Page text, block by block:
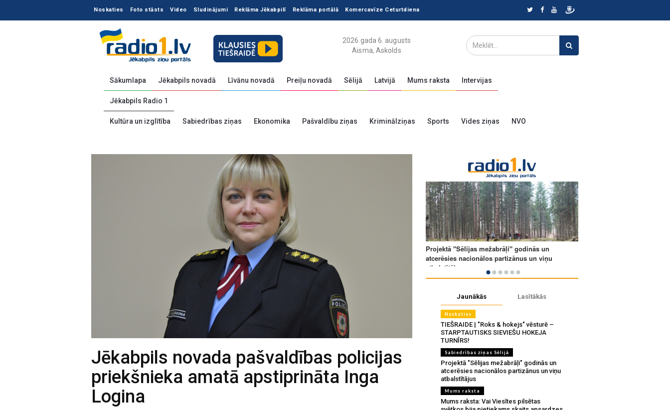
Noskaties Foto stāsts Video Sludinājumi Reklāma Jēkabpilī Reklāma portālā Komercavīze Ceturtdiena
2026.gada 6. augusts
Aisma, Askolds
Sākumlapa Jēkabpils novadā Līvānu novadā Preiļu novadā Sēlijā Latvijā Mums raksta Intervijas
Jēkabpils Radio 1
Kultūra un izglītība Sabiedrības ziņas Ekonomika Pašvaldību ziņas Kriminālziņas Sports Vides ziņas NVO
Jēkabpils novada pašvaldības policijas
priekšnieka amatā apstiprināta Inga
Logina
Jaunākās Lasītākās
Noskaties
TIEŠRAIDE | "Roks & hokejs" vēsturē –
STARPTAUTISKS SIEVIEŠU HOKEJA
TURNĪRS!
Sabiedrības ziņas Sēlijā
Projektā "Sēlijas mežabrāļi" godinās un
atcerēsies nacionālos partizānus un viņu
atbalstītājus
Mums raksta
Mums raksta: Vai Viesītes pilsētas